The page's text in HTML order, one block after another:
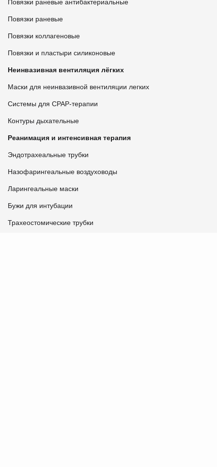
Повязки раневые антибактериальные
Повязки раневые
Повязки коллагеновые
Повязки и пластыри силиконовые
Неинвазивная вентиляция лёгких
Маски для неинвазивной вентиляции легких
Системы для CPAP-терапии
Контуры дыхательные
Реанимация и интенсивная терапия
Эндотрахеальные трубки
Назофарингеальные воздуховоды
Ларингеальные маски
Бужи для интубации
Трахеостомические трубки